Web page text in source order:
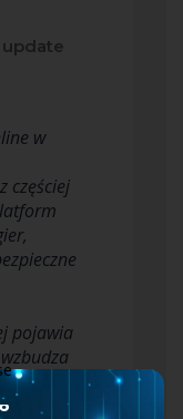
w
częściej
pojawia